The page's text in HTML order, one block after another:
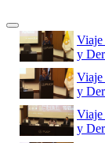
Viaje
y
Viaje
y
Viaje
y